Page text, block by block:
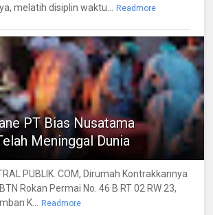
melatih disiplin waktu...
Readmore
PT Bias Nusatama
Meninggal Dunia
PUBLIK. COM, Dirumah Kontrakkannya
Rokan Permai No. 46 B RT 02 RW 23,
K...
Readmore